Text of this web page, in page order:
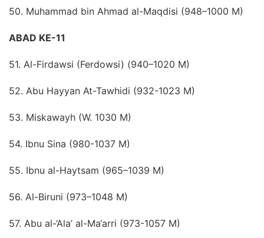
50. Muhammad bin Ahmad al-Maqdisi (948–1000 M)
ABAD KE-11
51. Al-Firdawsi (Ferdowsi) (940–1020 M)
52. Abu Hayyan At-Tawhidi (932-1023 M)
53. Miskawayh (W. 1030 M)
54. Ibnu Sina (980-1037 M)
55. Ibnu al-Haytsam (965–1039 M)
56. Al-Biruni (973–1048 M)
57. Abu al-‘Ala’ al-Ma‘arri (973-1057 M)